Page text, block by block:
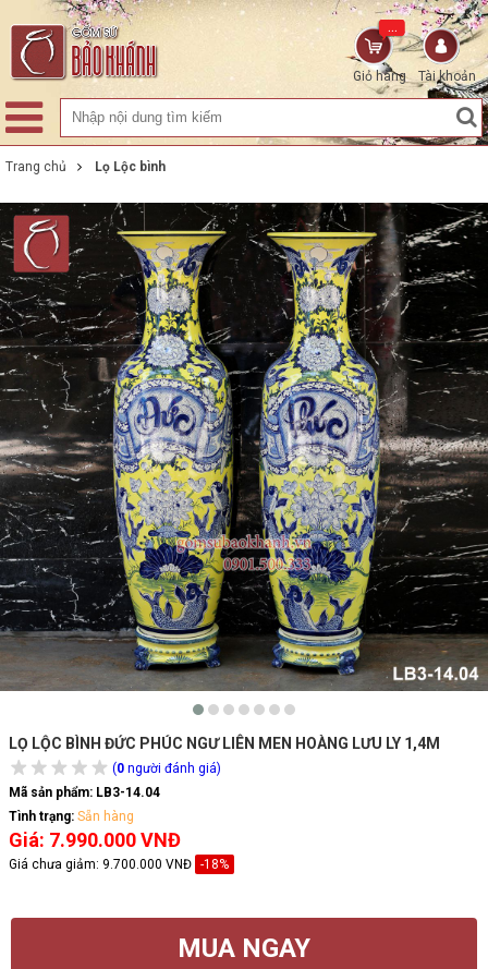
Tài khoản
Giỏ hàng
...
Trang chủ Lọ Lộc bình
LỌ LỘC BÌNH ĐỨC PHÚC NGƯ LIÊN MEN HOÀNG LƯU LY 1,4M
(0 người đánh giá)
Mã sản phẩm: LB3-14.04
Tình trạng: Sẵn hàng
Giá: 7.990.000 VNĐ
Giá chưa giảm: 9.700.000 VNĐ -18%
MUA NGAY